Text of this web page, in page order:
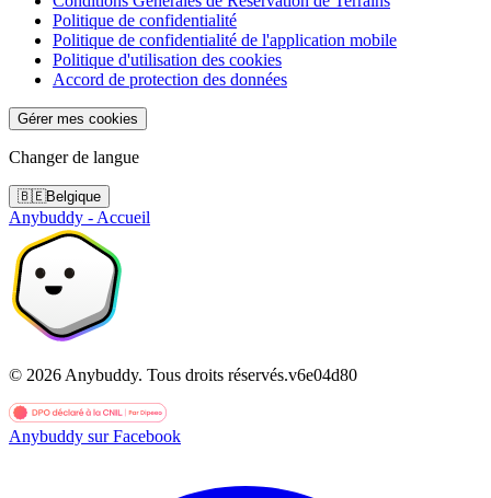
Politique de confidentialité
Politique de confidentialité de l'application mobile
Politique d'utilisation des cookies
Accord de protection des données
Gérer mes cookies
Changer de langue
🇧🇪Belgique
Anybuddy - Accueil
© 2026 Anybuddy. Tous droits réservés.v6e04d80
Anybuddy sur Facebook